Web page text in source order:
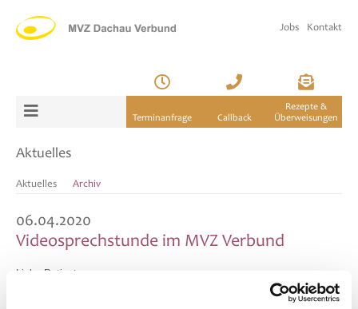
Jobs Kontakt
Terminanfrage Callback
Rezepte &
Überweisungen
Aktuelles
Aktuelles Archiv
06.04.2020
Videosprechstunde im MVZ Verbund
Liebe Patienten,
ab sofort bieten wir Videosprechstunden bei unseren Ärzten an.
Sie benötigen dafür lediglich ein Handy mit Kamera bzw. Laptop mit